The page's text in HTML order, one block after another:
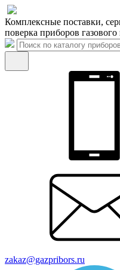
Комплексные поставки,
поверка приборов газового
zakaz@gazpribors.ru